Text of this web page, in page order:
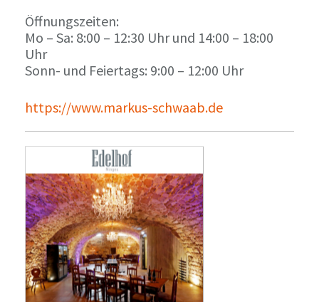
Öffnungszeiten:
Mo – Sa: 8:00 – 12:30 Uhr und 14:00 – 18:00
Uhr
Sonn- und Feiertags: 9:00 – 12:00 Uhr
https://www.markus-schwaab.de